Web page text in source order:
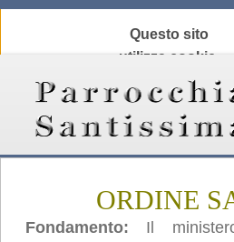
Questo sito
utilizza cookie,
anche di terze
parti, per
migliorare la tua
linea con le tue
ORDINE
Fondamento: Il